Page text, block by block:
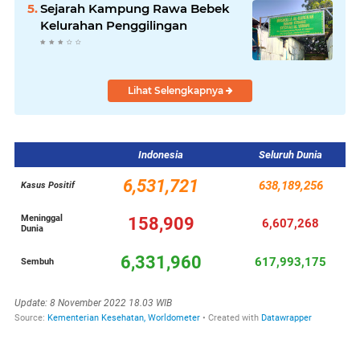
Sejarah Kampung Rawa Bebek
Kelurahan Penggilingan
Lihat Selengkapnya